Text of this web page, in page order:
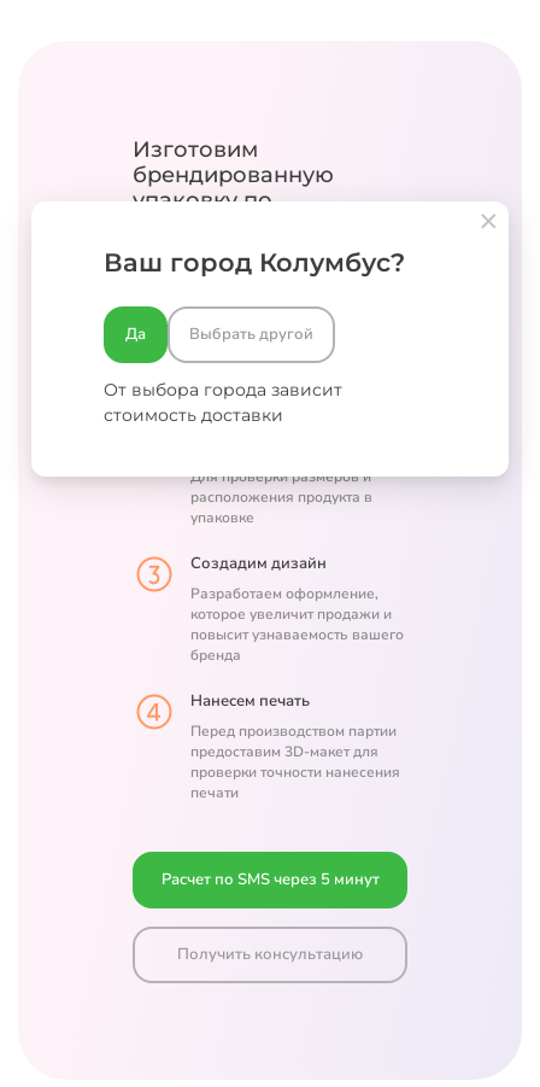
Изготовим
брендированную
упаковку по
размерам
Разработаем конструкцию
Изучим специфику вашего
продукта и продумаем
Изготовим бесплатный
Для проверки размеров и
расположения продукта в
упаковке
Создадим дизайн
Разработаем оформление,
которое увеличит продажи и
повысит узнаваемость вашего
бренда
Нанесем печать
Перед производством партии
предоставим 3D-макет для
проверки точности нанесения
печати
Расчет по SMS через 5 минут
Получить консультацию
Ваш город Колумбус?
Да Выбрать другой
От выбора города зависит
стоимость доставки